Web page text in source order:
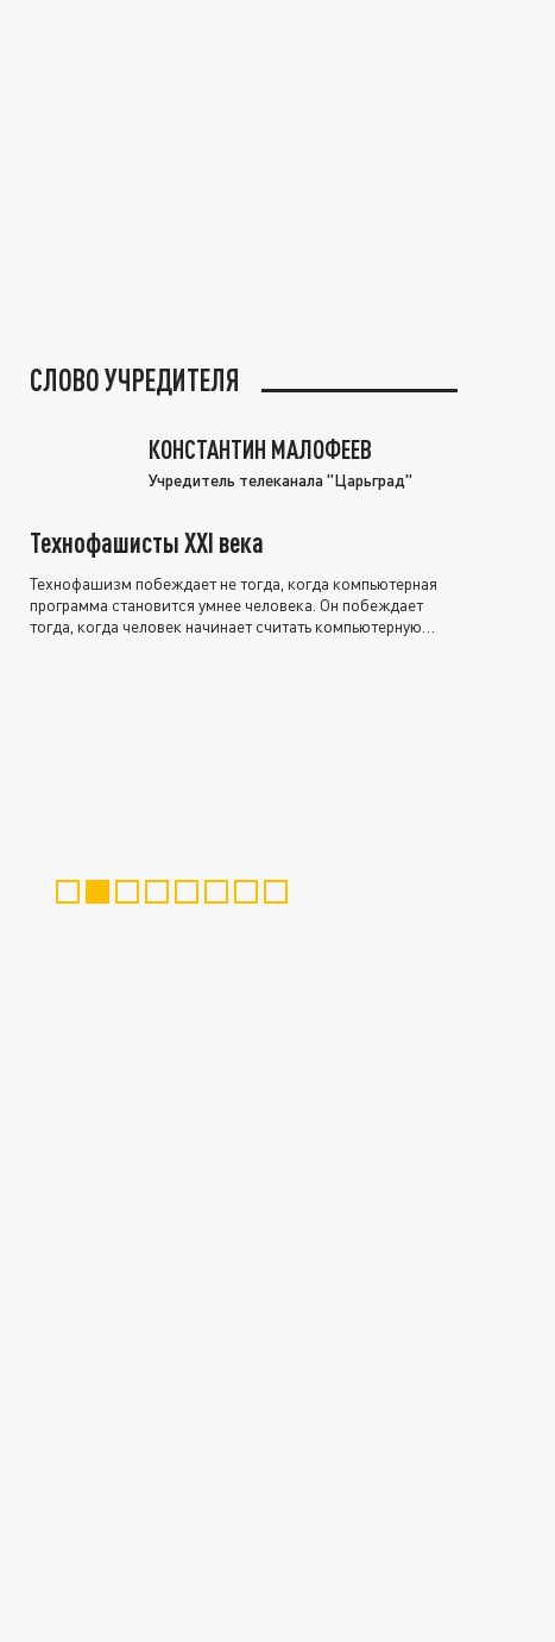
СЛОВО УЧРЕДИТЕЛЯ
КОНСТАНТИН МАЛОФЕЕВ
Учредитель телеканала "Царьград"
Технофашисты XXI века
Технофашизм побеждает не тогда, когда компьютерная
программа становится умнее человека. Он побеждает
тогда, когда человек начинает считать компьютерную